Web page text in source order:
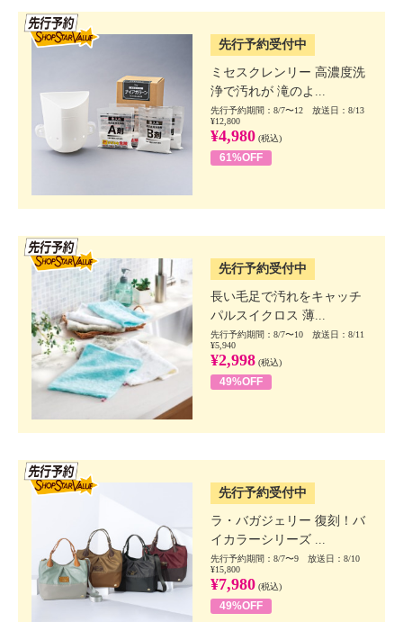
先行予約受付中
ミセスクレンリー 高濃度洗
浄で汚れが 滝のよ...
先行予約期間：8/7〜12 放送日：8/13
¥12,800
¥4,980 (税込)
61%OFF
先行予約受付中
長い毛足で汚れをキャッチ
パルスイクロス 薄...
先行予約期間：8/7〜10 放送日：8/11
¥5,940
¥2,998 (税込)
49%OFF
先行予約受付中
ラ・バガジェリー 復刻！バ
イカラーシリーズ ...
先行予約期間：8/7〜9 放送日：8/10
¥15,800
¥7,980 (税込)
49%OFF